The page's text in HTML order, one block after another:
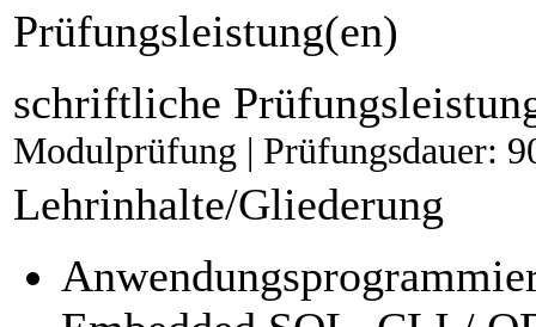
Prüfungsleistung(en)
schriftliche
Modulprüfung | Prüfungsdauer:
Lehrinhalte/Gliederung